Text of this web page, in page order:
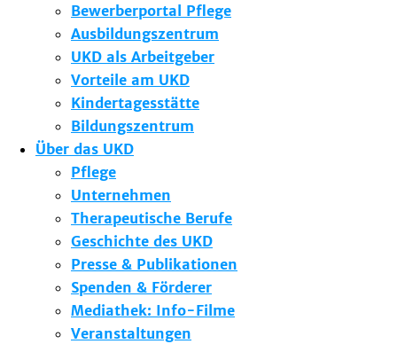
Bewerberportal Pflege
Ausbildungszentrum
UKD als Arbeitgeber
Vorteile am UKD
Kindertagesstätte
Bildungszentrum
Über das UKD
Pflege
Unternehmen
Therapeutische Berufe
Geschichte des UKD
Presse & Publikationen
Spenden & Förderer
Mediathek: Info-Filme
Veranstaltungen